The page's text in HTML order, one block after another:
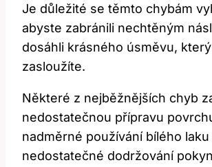
Je důležité⁢ se těmto chybám
abyste zabránili nechtěným​
dosáhli krásného úsměvu,
zasloužíte.
Některé⁣ z nejběžnějších chyb
nedostatečnou přípravu
nadměrné používání bílého
nedostatečné dodržování